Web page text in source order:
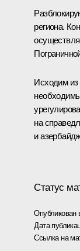
региона.
Исходим из
на
и
Статус
Опубликован
Дата
Ссылка на